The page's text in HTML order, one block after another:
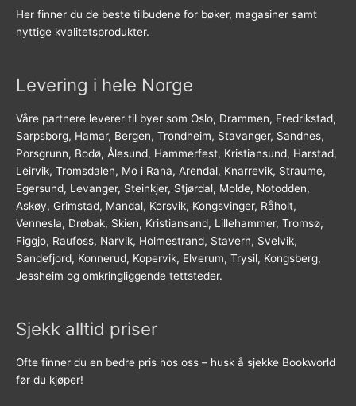
Her finner du de beste tilbudene for bøker, magasiner samt
nyttige kvalitetsprodukter.
Levering i hele Norge
Våre partnere leverer til byer som Oslo, Drammen, Fredrikstad,
Sarpsborg, Hamar, Bergen, Trondheim, Stavanger, Sandnes,
Porsgrunn, Bodø, Ålesund, Hammerfest, Kristiansund, Harstad,
Leirvik, Tromsdalen, Mo i Rana, Arendal, Knarrevik, Straume,
Egersund, Levanger, Steinkjer, Stjørdal, Molde, Notodden,
Askøy, Grimstad, Mandal, Korsvik, Kongsvinger, Råholt,
Vennesla, Drøbak, Skien, Kristiansand, Lillehammer, Tromsø,
Figgjo, Raufoss, Narvik, Holmestrand, Stavern, Svelvik,
Sandefjord, Konnerud, Kopervik, Elverum, Trysil, Kongsberg,
Jessheim og omkringliggende tettsteder.
Sjekk alltid priser
Ofte finner du en bedre pris hos oss – husk å sjekke Bookworld
før du kjøper!